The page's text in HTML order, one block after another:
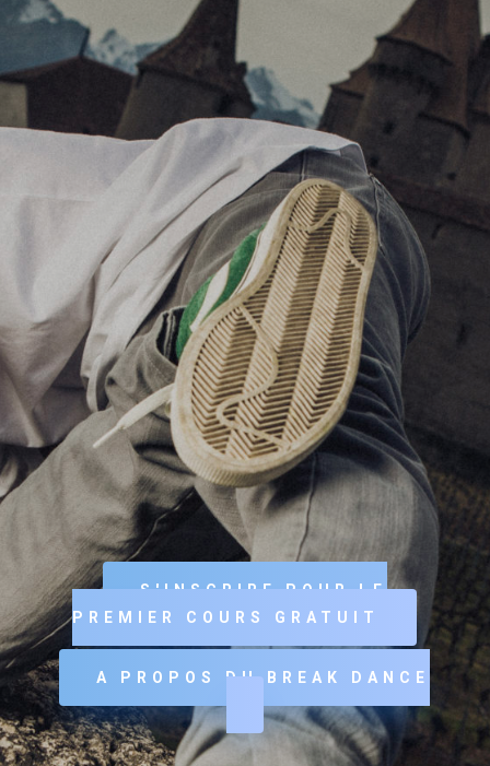
This website uses cookies to improve your experience
while you navigate through the website. Out of these,
the cookies that are categorized as necessary are
stored on your browser as they are essential for the
working of basic functionalities of the website. We also
use third-party cookies that help us analyze and
understand how you use this website. These cookies
will be stored in your browser only with your consent.
You also have the option to opt-out of these cookies.
But opting out of some of these cookies may affect
your browsing experience.
Necessary
Necessary
Toujours activé
Necessary cookies are absolutely essential for the
website to function properly. This category only
includes cookies that ensures basic functionalities
and security features of the website. These cookies do
not store any personal information.
Non-necessary
Non-necessary
Any cookies that may not be particularly necessary for
the website to function and is used specifically to
collect user personal data via analytics, ads, other
embedded contents are termed as non-necessary
cookies. It is mandatory to procure user consent prior
to running these cookies on your website.
Enregistrer & appliquer